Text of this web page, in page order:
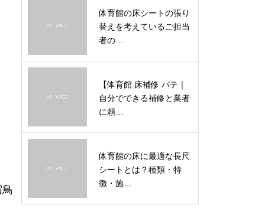
体育館の床シートの張り
替えを考えているご担当
者の…
【体育館 床補修 パテ｜
自分でできる補修と業者
に頼…
体育館の床に最適な長尺
シートとは？種類・特
徴・施…